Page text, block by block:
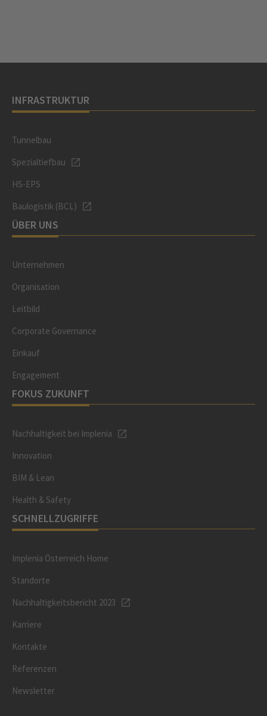
INFRASTRUKTUR
Tunnelbau
Spezialtiefbau
HS-EPS
Baulogistik (BCL)
ÜBER UNS
Unternehmen
Organisation
Leitbild
Corporate Governance
Einkauf
Engagement
FOKUS ZUKUNFT
Nachhaltigkeit bei Implenia
Innovation
BIM & Lean
Health & Safety
SCHNELLZUGRIFFE
Implenia Österreich Home
Standorte
Nachhaltigkeitsbericht 2023
Karriere
Kontakte
Referenzen
Newsletter